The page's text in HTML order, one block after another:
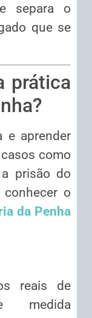
separa o
que se
prática
e aprender
como
prisão do
o
da Penha
reais de
medida